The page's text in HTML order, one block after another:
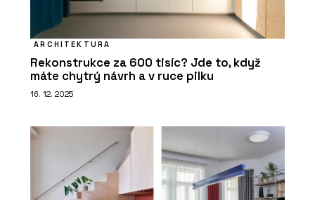
MP KOVÁNÍ
ARCHITEKTURA
Rekonstrukce za 600 tisíc? Jde to, když
máte chytrý návrh a v ruce pilku
16. 12. 2025